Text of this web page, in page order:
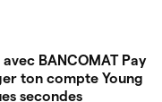
BANCOMAT Pay
ton compte Young
secondes